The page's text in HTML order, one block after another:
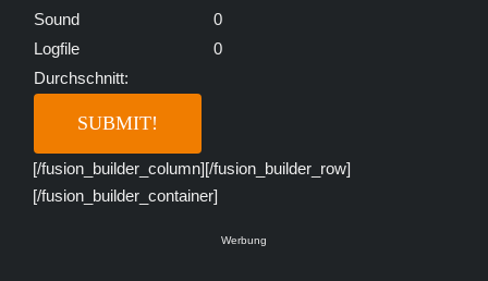
Sound
0
Logfile
0
Durchschnitt:
[/fusion_builder_column][/fusion_builder_row]
[/fusion_builder_container]
Werbung